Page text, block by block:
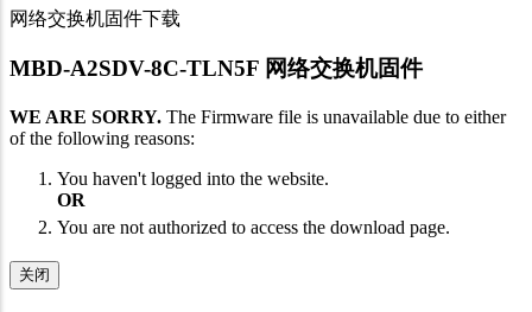
网络交换机固件下载
MBD-A2SDV-8C-TLN5F 网络交换机固件
WE ARE SORRY. The Firmware file is unavailable due to either
of the following reasons:
You haven't logged into the website.
OR
You are not authorized to access the download page.
关闭